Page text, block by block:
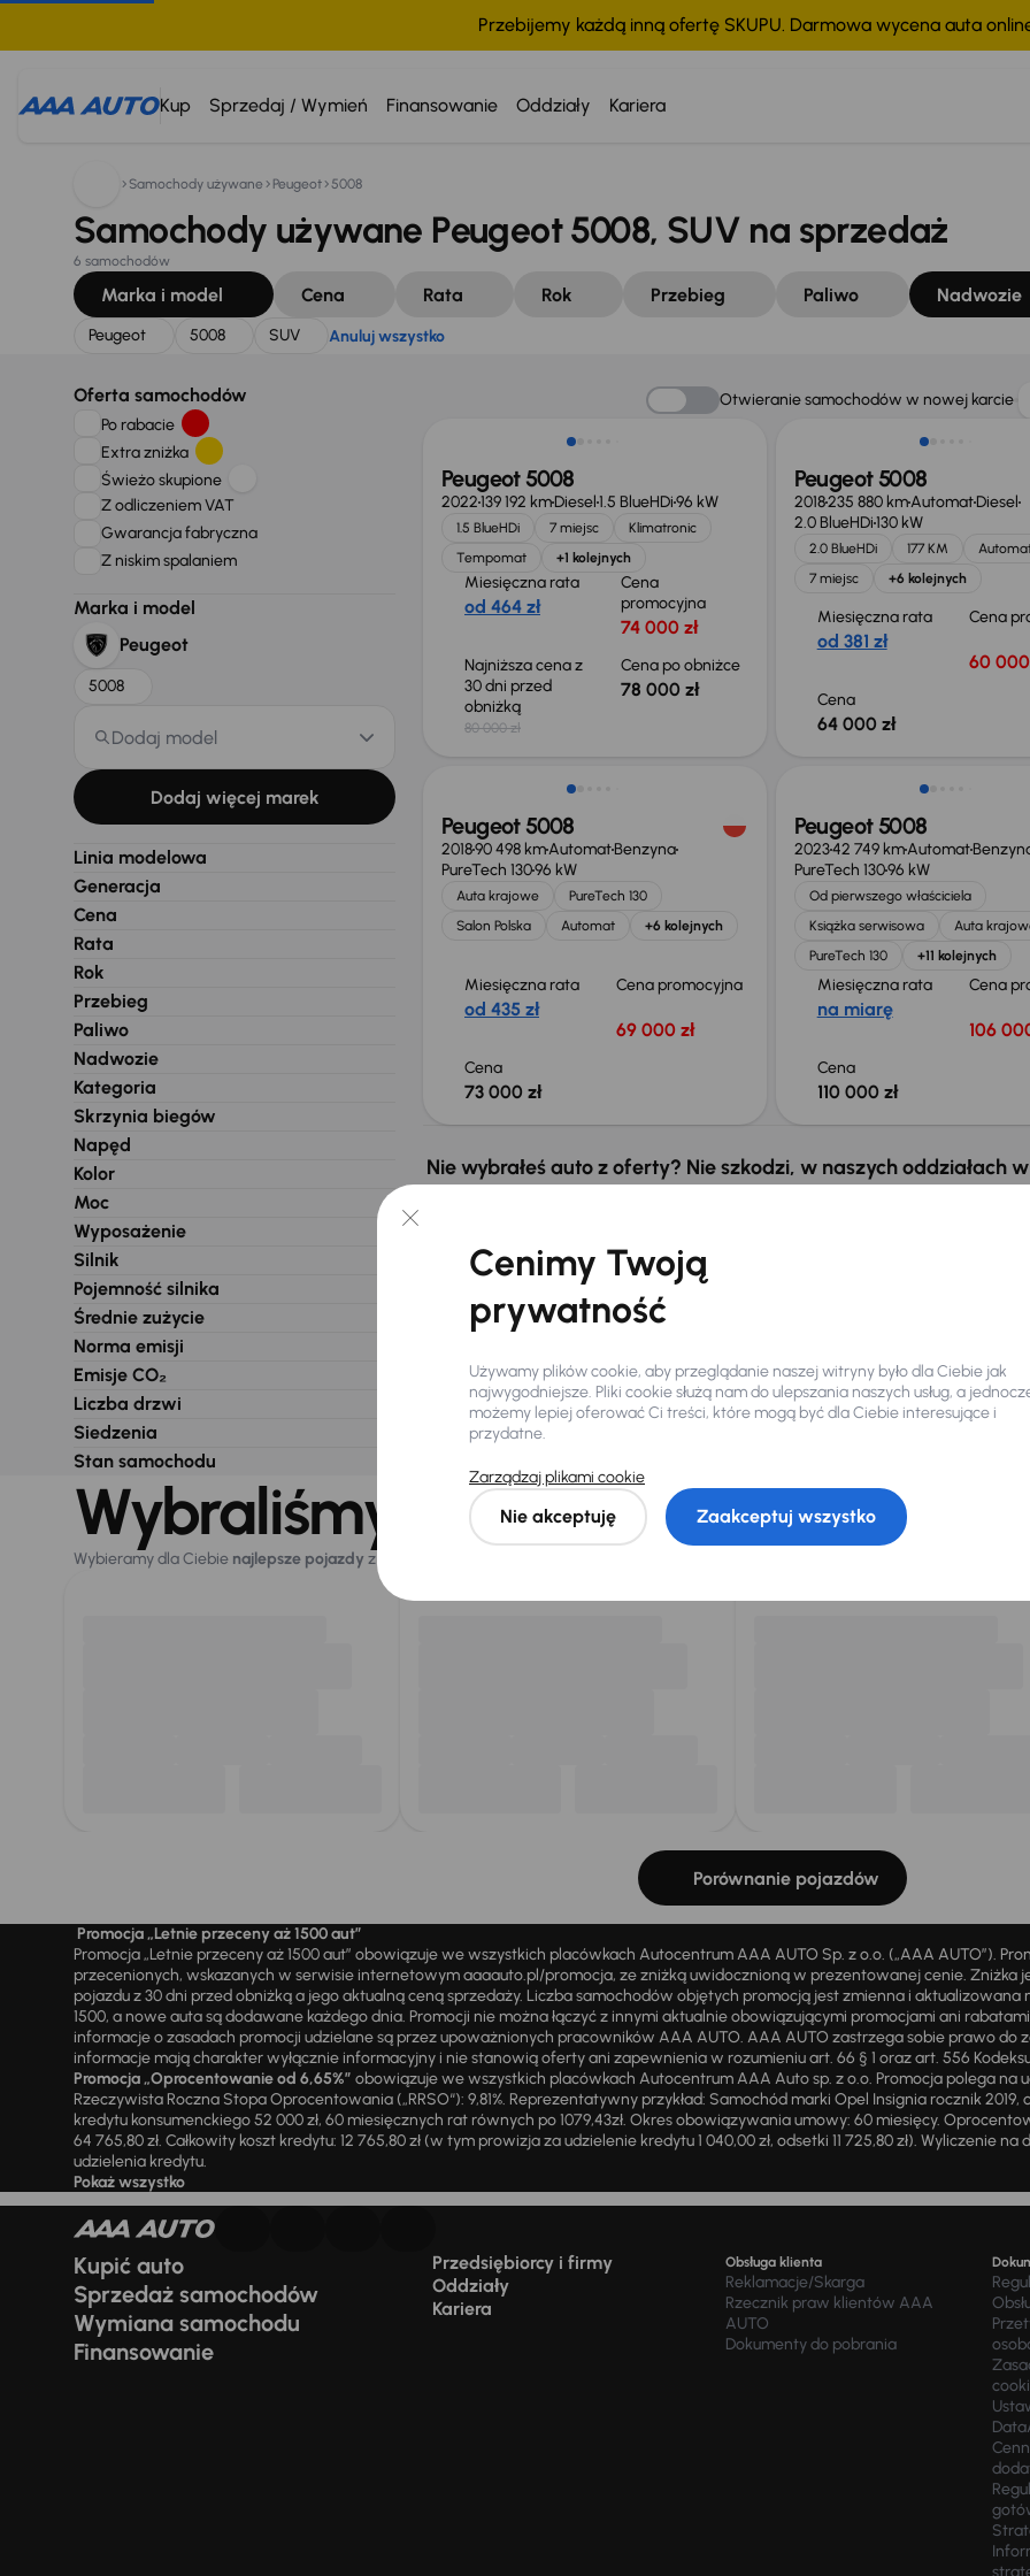
Przebijemy każdą inną ofertę SKUPU. Darmowa wycena auta
Kup Sprzedaj / Wymień Finansowanie Oddziały Kariera
Szukam: Anuluj wszystko
Samochody używane Peugeot 5008
Samochody używane Peugeot 5008, SUV na sprzedaż
6 samochodów
Marka i model Cena Rata Rok Przebieg Paliwo Nadwozie
Peugeot 5008 SUV Anuluj wszystko
Oferta samochodów
Po rabacie
Extra zniżka
Świeżo skupione
Z odliczeniem VAT
Gwarancja fabryczna
Z niskim spalaniem
Marka i model
Peugeot
5008
Dodaj model
Dodaj więcej marek
Linia modelowa
Generacja
Cena
Rata
Rok
Przebieg
Paliwo
Nadwozie
Kategoria
Skrzynia biegów
Napęd
Kolor
Moc
Wyposażenie
Silnik
Pojemność silnika
Średnie zużycie
Norma emisji
Emisje CO₂
Liczba drzwi
Siedzenia
Stan samochodu
Otwieranie samochodów w nowej karcie
Peugeot 5008
2022139 192 kmDiesel1.5 BlueHDi96 kW
1.5 BlueHDi 7 miejsc
Klimatronic
Tempomat
+1 kolejnych
Miesięczna rata
od 464 zł
Cena
promocyjna
74 000 zł
Najniższa cena z
30 dni przed
obniżką
80 000 zł
Cena po obniżce
78 000 zł
Peugeot 5008
2018235 880 kmAutomatDiesel
2.0 BlueHDi130 kW
2.0 BlueHDi 177 KM
7 miejsc
+6 kolejnych
Miesięczna rata
od 381 zł
Cena
60 000
Cena
64 000 zł
Peugeot 5008
201890 498 kmAutomatBenzyna
PureTech 13096 kW
Auta krajowe
PureTech 130
Salon Polska
Automat +6 kolejnych
Miesięczna rata
od 435 zł
Cena promocyjna
69 000 zł
Cena
73 000 zł
Świeżo skupione
Peugeot 5008
202342 749 kmAutomat
PureTech 13096 kW
Od pierwszego właściciela
Książka serwisowa
Auta
PureTech 130
+11 kolejnych
Miesięczna rata
na miarę
Cena
106
Cena
110 000 zł
Nie wybrałeś auto z oferty? Nie szkodzi, w naszych oddziałach
Wybraliśmy dla Ciebie
Wybieramy dla Ciebie najlepsze pojazdy z naszej oferty. Kupimy dla Ciebie
Porównanie pojazdów
Promocja „Letnie przeceny aż 1500 aut”
Promocja „Letnie przeceny aż 1500 aut” obowiązuje we wszystkich placówkach Autocentrum AAA AUTO Sp. z o.o. („AAA AUTO”).
przecenionych, wskazanych w serwisie internetowym aaaauto.pl/promocja, ze zniżką uwidocznioną w prezentowanej cenie. Zniżka
pojazdu z 30 dni przed obniżką a jego aktualną ceną sprzedaży. Liczba samochodów objętych promocją jest zmienna i
1500, a nowe auta są dodawane każdego dnia. Promocji nie można łączyć z innymi aktualnie obowiązującymi promocjami ani
informacje o zasadach promocji udzielane są przez upoważnionych pracowników AAA AUTO. AAA AUTO zastrzega sobie prawo
informacje mają charakter wyłącznie informacyjny i nie stanowią oferty ani zapewnienia w rozumieniu art. 66 § 1 oraz art. 556
Promocja „Oprocentowanie od 6,65%” obowiązuje we wszystkich placówkach Autocentrum AAA Auto sp. z o.o. Promocja polega na
Rzeczywista Roczna Stopa Oprocentowania („RRSO“): 9,81%. Reprezentatywny przykład: Samochód marki Opel Insignia rocznik 2019,
kredytu konsumenckiego 52 000 zł, 60 miesięcznych rat równych po 1079,43zł. Okres obowiązywania umowy: 60 miesięcy.
64 765,80 zł. Całkowity koszt kredytu: 12 765,80 zł (w tym prowizja za udzielenie kredytu 1 040,00 zł, odsetki 11 725,80 zł). Wyliczenie
udzielenia kredytu.
Pokaż wszystko
Kupić auto
Sprzedaż samochodów
Wymiana samochodu
Finansowanie
Przedsiębiorcy i firmy
Oddziały
Kariera
Obsługa klienta
Reklamacje/Skarga
Rzecznik praw klientów AAA
AUTO
Dokumenty do pobrania
Cenimy Twoją
prywatność
Używamy plików cookie, aby przeglądanie naszej witryny było dla Ciebie jak
najwygodniejsze. Pliki cookie służą nam do ulepszania naszych usług, a
możemy lepiej oferować Ci treści, które mogą być dla Ciebie interesujące i
przydatne.
Zarządzaj plikami cookie
Nie akceptuję Zaakceptuj wszystko